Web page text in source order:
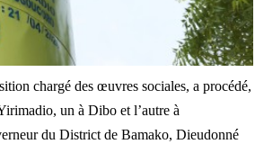
chargé des œuvres sociales, a procédé,
un à Dibo et l’autre à
du District de Bamako, Dieudonné